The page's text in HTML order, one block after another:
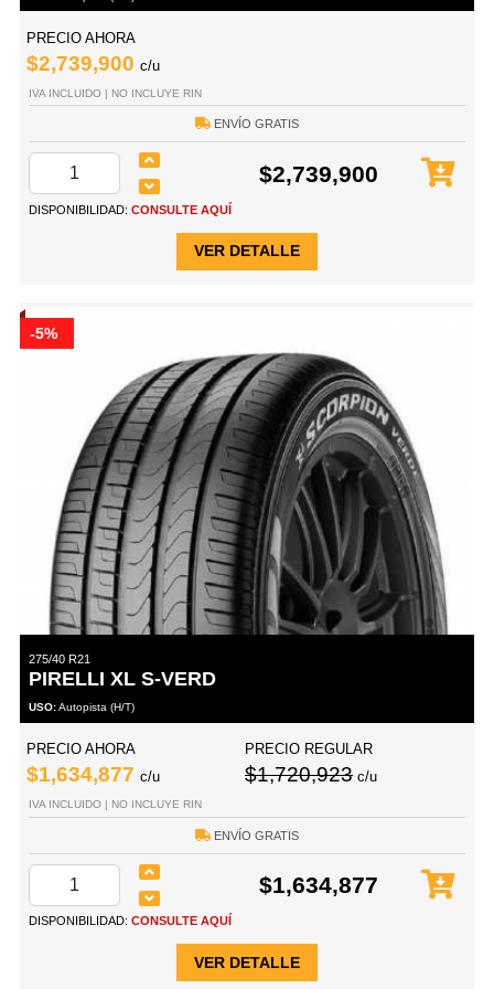
PRECIO AHORA
$2,739,900 c/u
IVA INCLUIDO | NO INCLUYE RIN
ENVÍO GRATIS
$2,739,900
DISPONIBILIDAD: CONSULTE AQUÍ
VER DETALLE
-5%
275/40 R21
PIRELLI XL S-VERD
USO:Autopista (H/T)
PRECIO AHORA
$1,634,877 c/u
PRECIO REGULAR
$1,720,923 c/u
IVA INCLUIDO | NO INCLUYE RIN
ENVÍO GRATIS
$1,634,877
DISPONIBILIDAD: CONSULTE AQUÍ
VER DETALLE